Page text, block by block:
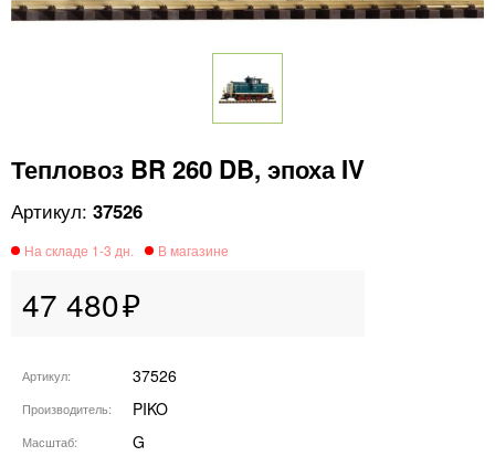
Тепловоз BR 260 DB, эпоха IV
37526
47 480
Артикул 37526
Производитель PIKO
Масштаб G